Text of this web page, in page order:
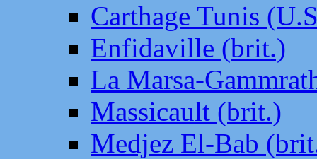
Carthage Tunis
Enfidaville (brit.)
La Marsa-
Massicault (brit.)
Medjez El-Bab